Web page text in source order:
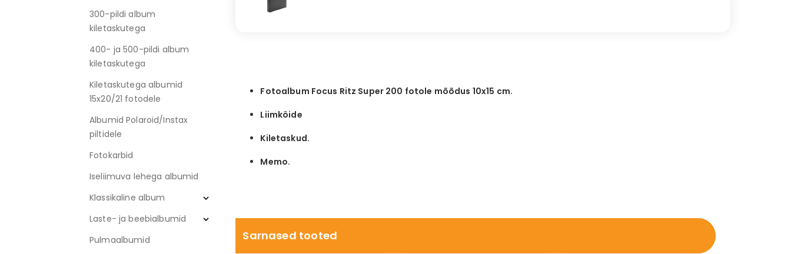
Fotoalbum Focus Ritz Super 200 fotole mõõdus 10x15 cm.
Liimköide
Kiletaskud.
Memo.
Sarnased tooted
300-pildi album
kiletaskutega
400- ja 500-pildi album
kiletaskutega
Kiletaskutega albumid
15x20/21 fotodele
Albumid Polaroid/Instax
piltidele
Fotokarbid
Iseliimuva lehega albumid
Klassikaline album
Laste- ja beebialbumid
Pulmaalbumid